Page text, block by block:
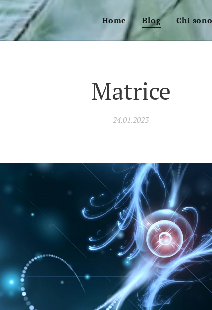
Home Blog Chi sono
Matrice
24.01.2023